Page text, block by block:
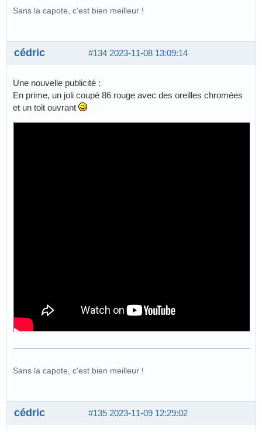
Sans la capote, c'est bien meilleur !
#134 2023-11-08 13:09:14
cédric
Une nouvelle publicité :
En prime, un joli coupé 86 rouge avec des oreilles chromées
et un toit ouvrant
Sans la capote, c'est bien meilleur !
#135 2023-11-09 12:29:02
cédric